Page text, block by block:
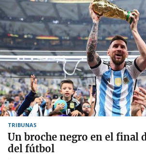
TRIBUNAS
Un broche negro en el final
del fútbol